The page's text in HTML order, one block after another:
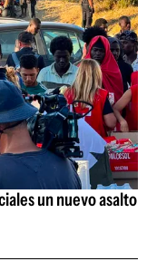
un nuevo asalto